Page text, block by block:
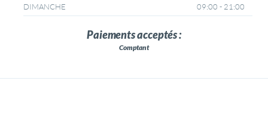
DIMANCHE 09:00 - 21:00
Paiements acceptés :
Comptant